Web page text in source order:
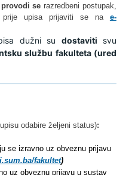
provodi se razredbeni postupak,
prije upisa prijaviti se na e-
dužni su dostaviti svu
službu fakulteta (ured
odabire željeni status):
se izravno uz obveznu prijavu
fakultet)
uz obveznu prijavu u sustav